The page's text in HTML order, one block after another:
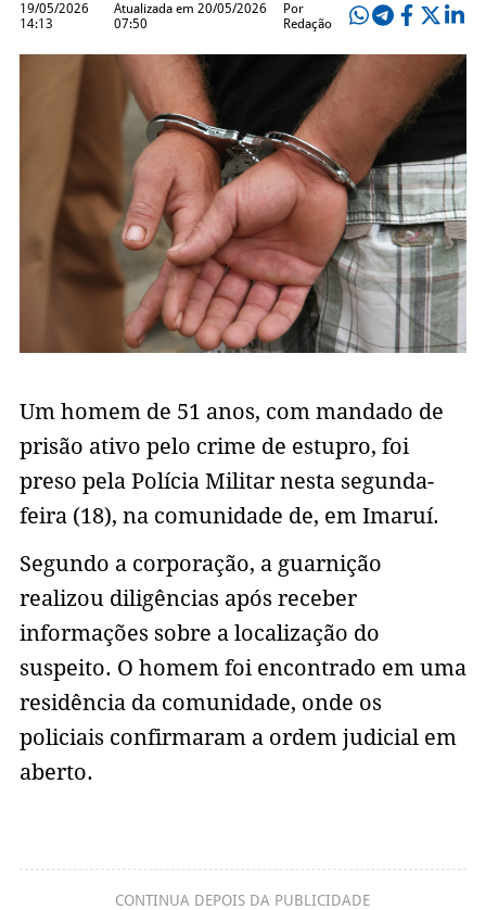
19/05/2026
14:13
Atualizada em 20/05/2026
07:50
Por
Redação
Um homem de 51 anos, com mandado de
prisão ativo pelo crime de estupro, foi
preso pela Polícia Militar nesta segunda-
feira (18), na comunidade de, em Imaruí.
Segundo a corporação, a guarnição
realizou diligências após receber
informações sobre a localização do
suspeito. O homem foi encontrado em uma
residência da comunidade, onde os
policiais confirmaram a ordem judicial em
aberto.
CONTINUA DEPOIS DA PUBLICIDADE